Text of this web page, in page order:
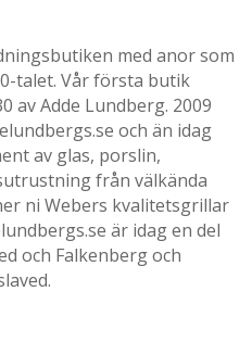
med anor som
talet. Vår första butik
av Adde Lundberg. 2009
och än idag
av glas, porslin,
från välkända
ni Webers kvalitetsgrillar
är idag en del
och Falkenberg och